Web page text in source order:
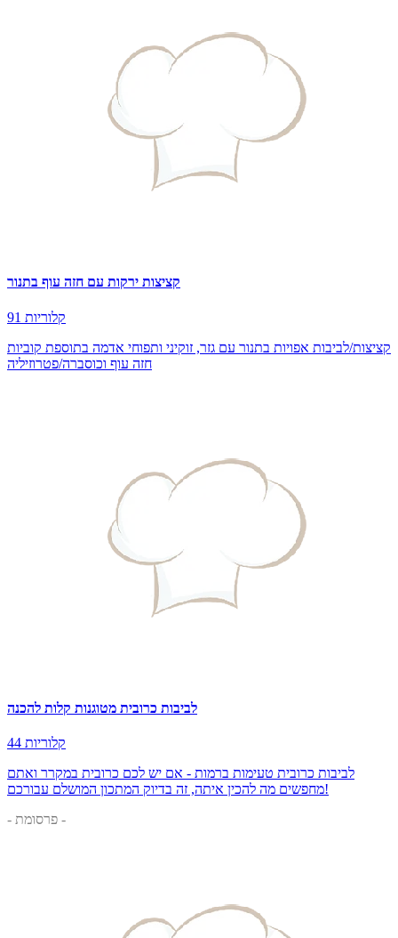
קציצות ירקות עם חזה עוף בתנור
91 קלוריות
קציצות/לביבות אפויות בתנור עם גזר, זוקיני ותפוחי אדמה בתוספת קוביות
חזה עוף וכוסברה/פטרוזיליה
לביבות כרובית מטוגנות קלות להכנה
44 קלוריות
לביבות כרובית טעימות ברמות - אם יש לכם כרובית במקרר ואתם
מחפשים מה להכין איתה, זה בדיוק המתכון המושלם עבורכם!
- פרסומת -